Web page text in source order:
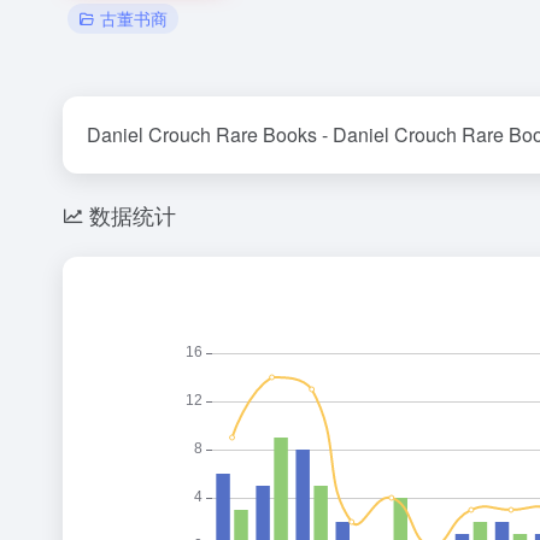
古董书商
Daniel Crouch Rare Books - Daniel Crouch Rare
数据统计